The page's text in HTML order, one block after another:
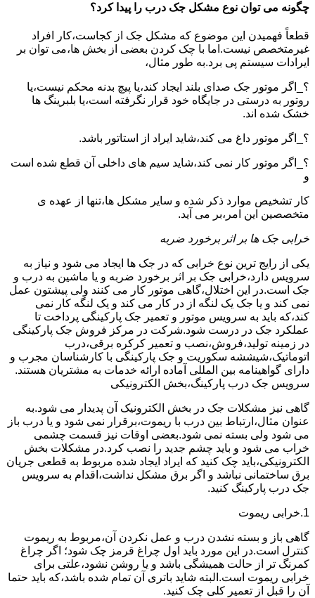
چگونه می توان نوع مشکل جک درب را پیدا کرد؟
قطعاً فهمیدن این موضوع که مشکل جک از کجاست،کار افراد
غیرمتخصص نیست.اما با چک کردن بعضی از بخش ها،می توان بر
ایرادات سیستم پی برد.به طور مثال،
؟_اگر موتور جک صدای بلند ایجاد کند،یا پیچ بدنه محکم نیست،یا
روتور به درستی در جایگاه خود قرار نگرفته است،یا بلبرینگ ها
خشک شده اند.
؟_اگر موتور داغ می کند،شاید ایراد از استاتور باشد.
؟_اگر موتور کار نمی کند،شاید سیم های داخلی آن قطع شده است
و
کار تشخیص موارد ذکر شده و سایر مشکل ها،تنها از عهده ی
متخصصین این امر،بر می آید.
خرابی جک ها بر اثر برخورد ضربه
یکی از رایج ترین نوع خرابی که در جک ها ایجاد می شود و نیاز به
سرویس دارد،خرابی جک بر اثر برخورد ضربه و یا ماشین به درب و
جک است.در این اختلال،گاهی موتور کار می کنند ولی پیشتون عمل
نمی کند و یا جک یک لنگه از در کار می کند و یک لنگه کار نمی
کند،که باید به سرویس موتور و تعمیر جک پارکینگی پرداخت تا
عملکرد جک در درست شود.شرکت در مرکز فروش جک پارکینگی
در زمینه تولید،فروش،نصب و تعمیر کرکره برقی،درب
اتوماتیک،شیششه سکوریت و جک پارکینگی با کارشناسان مجرب و
دارای گواهینامه بین المللی آماده ارائه خدمات به مشتریان هستند.
سرویس جک درب پارکینگ،بخش الکترونیکی
گاهی نیز مشکلات جک در بخش الکترونیک آن پدیدار می شود.به
عنوان مثال،ارتباط بین درب با ریموت،برقرار نمی شود و یا درب باز
می شود ولی بسته نمی شود.بعضی اوقات نیز قسمت چشمی
خراب می شود و باید چشم جدید را نصب کرد.در مشکلات بخش
الکترونیکی،باید چک کنید که ایراد ایجاد شده مربوط به قطعی جریان
برق ساختمانی نباشد و اگر برق مشکل نداشت،اقدام به سرویس
جک درب پارکینگ کنید.
1.خرابی ریموت
گاهی باز و بسته نشدن درب و عمل نکردن آن،مربوط به ریموت
کنترل است.در این مورد باید اول چراغ قرمز چک شود؛ اگر چراغ
کمرنگ تر از حالت همیشگی باشد و یا روشن نشود،علتی برای
خرابی ریموت است.البته شاید باتری آن تمام شده باشد،که باید حتما
آن را قبل از تعمیر کلی چک کنید.